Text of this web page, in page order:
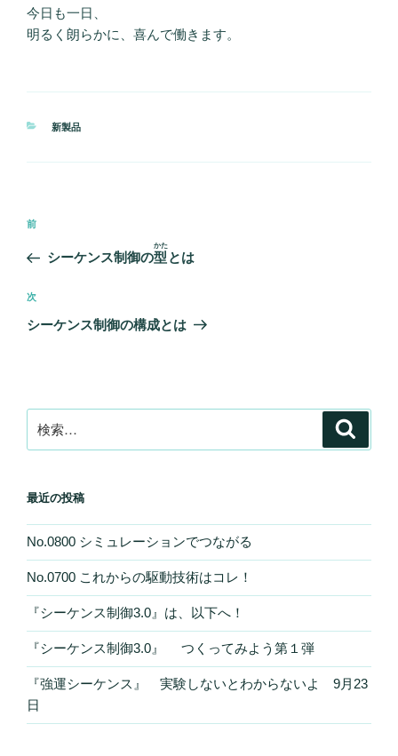
今日も一日、
明るく朗らかに、喜んで働きます。
カ
新製品
投
ナ
ビ
ン
前
投
稿
前
シーケンス制御の型
かた
とは
次
の
次
シーケンス制御の構成とは
索:
最近の投稿
No.0800 シミュレーションでつながる
No.0700 これからの駆動技術はコレ！
『シーケンス制御3.0』は、以下へ！
『シーケンス制御3.0』 つくってみよう第１弾
『強運シーケンス』 実験しないとわからないよ 9月23
日